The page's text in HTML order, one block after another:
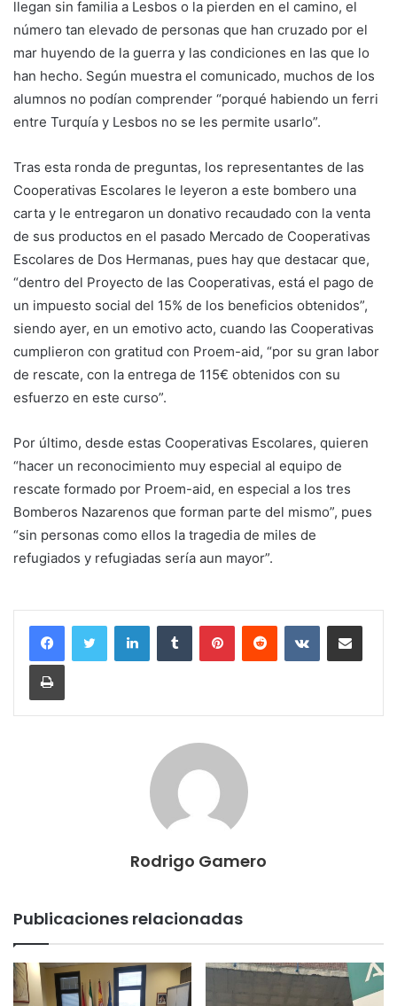
llegan sin familia a Lesbos o la pierden en el camino, el
número tan elevado de personas que han cruzado por el
mar huyendo de la guerra y las condiciones en las que lo
han hecho. Según muestra el comunicado, muchos de los
alumnos no podían comprender “porqué habiendo un ferri
entre Turquía y Lesbos no se les permite usarlo”.
Tras esta ronda de preguntas, los representantes de las
Cooperativas Escolares le leyeron a este bombero una
carta y le entregaron un donativo recaudado con la venta
de sus productos en el pasado Mercado de Cooperativas
Escolares de Dos Hermanas, pues hay que destacar que,
“dentro del Proyecto de las Cooperativas, está el pago de
un impuesto social del 15% de los beneficios obtenidos”,
siendo ayer, en un emotivo acto, cuando las Cooperativas
cumplieron con gratitud con Proem-aid, “por su gran labor
de rescate, con la entrega de 115€ obtenidos con su
esfuerzo en este curso”.
Por último, desde estas Cooperativas Escolares, quieren
“hacer un reconocimiento muy especial al equipo de
rescate formado por Proem-aid, en especial a los tres
Bomberos Nazarenos que forman parte del mismo”, pues
“sin personas como ellos la tragedia de miles de
refugiados y refugiadas sería aun mayor”.
Rodrigo Gamero
Publicaciones relacionadas